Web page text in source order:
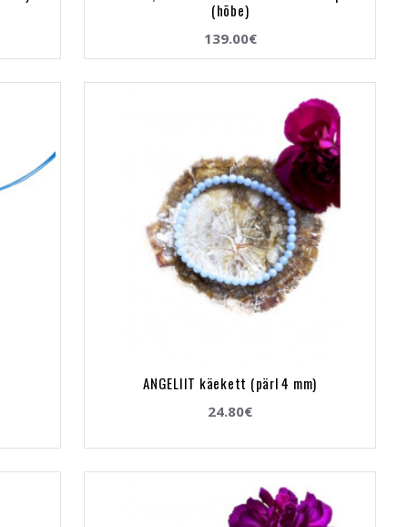
(hõbe)
139.00€
ANGELIIT käekett (pärl 4 mm)
24.80€